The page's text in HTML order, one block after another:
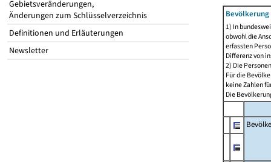
Gebietsveränderungen,
Änderungen zum Schlüsselverzeichnis
Definitionen und Erläuterungen
Newsletter
1) In
obwohl die
erfassten
Differenz von
2) Die
Für die
keine Zahlen
Die